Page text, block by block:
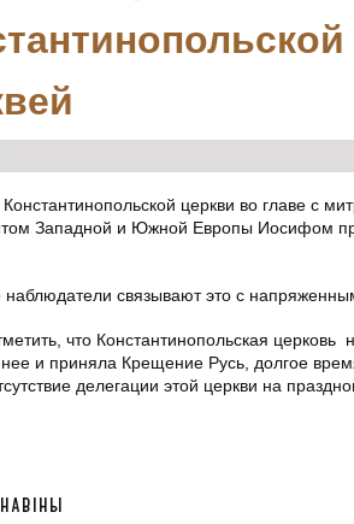
церкви во главе с
Западной и Южной Европы Иосифом
наблюдатели связывают это с
что Константинопольская
и приняла Крещение Русь, долгое
делегации этой церкви на